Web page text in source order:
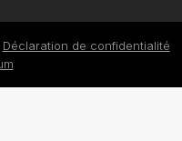
Déclaration de confidentialité